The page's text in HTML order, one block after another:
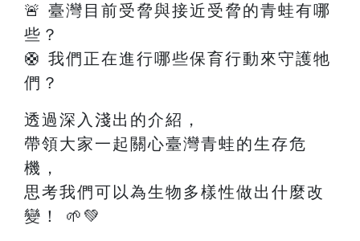
🚨 臺灣目前受脅與接近受脅的青蛙有哪
些？
🛟 我們正在進行哪些保育行動來守護牠
們？
透過深入淺出的介紹，
帶領大家一起關心臺灣青蛙的生存危
機，
思考我們可以為生物多樣性做出什麼改
變！ 🌱💚